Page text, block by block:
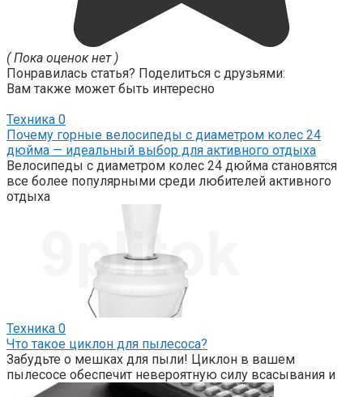
( Пока оценок нет )
Понравилась статья? Поделиться с друзьями:
Вам также может быть интересно
Техника 0
Почему горные велосипеды с диаметром колес 24
дюйма — идеальный выбор для активного отдыха
Велосипеды с диаметром колес 24 дюйма становятся
все более популярными среди любителей активного
отдыха
Техника 0
Что такое циклон для пылесоса?
Забудьте о мешках для пыли! Циклон в вашем
пылесосе обеспечит невероятную силу всасывания и